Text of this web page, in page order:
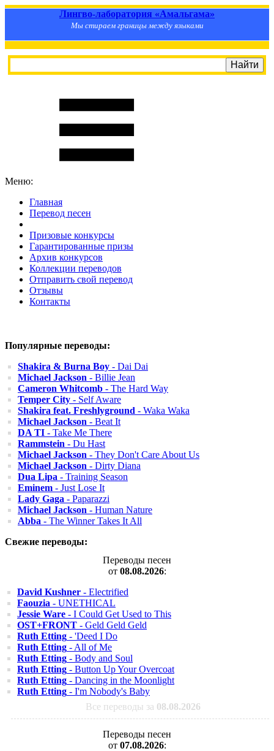
Лингво-лаборатория «Амальгама»
Мы стираем границы между языками
Меню:
Главная
Перевод песен
Призовые конкурсы
Гарантированные призы
Архив конкурсов
Коллекции переводов
Отправить свой перевод
Отзывы
Контакты
Популярные переводы:
Shakira & Burna Boy - Dai Dai
Michael Jackson - Billie Jean
Cameron Whitcomb - The Hard Way
Temper City - Self Aware
Shakira feat. Freshlyground - Waka Waka
Michael Jackson - Beat It
DA TI - Take Me There
Rammstein - Du Hast
Michael Jackson - They Don't Care About Us
Michael Jackson - Dirty Diana
Dua Lipa - Training Season
Eminem - Just Lose It
Lady Gaga - Paparazzi
Michael Jackson - Human Nature
Abba - The Winner Takes It All
Свежие переводы:
Переводы песен
от 08.08.2026:
David Kushner - Electrified
Faouzia - UNETHICAL
Jessie Ware - I Could Get Used to This
OST+FRONT - Geld Geld Geld
Ruth Etting - 'Deed I Do
Ruth Etting - All of Me
Ruth Etting - Body and Soul
Ruth Etting - Button Up Your Overcoat
Ruth Etting - Dancing in the Moonlight
Ruth Etting - I'm Nobody's Baby
Все переводы за 08.08.2026
Переводы песен
от 07.08.2026: